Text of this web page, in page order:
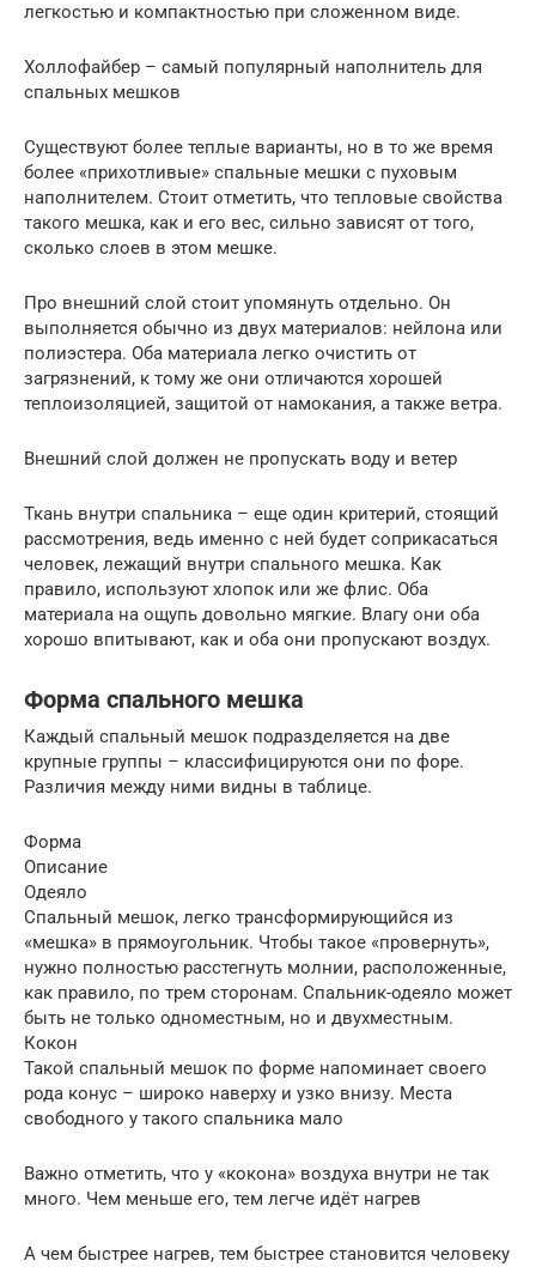
легкостью и компактностью при сложенном виде.
Холлофайбер – самый популярный наполнитель для
спальных мешков
Существуют более теплые варианты, но в то же время
более «прихотливые» спальные мешки с пуховым
наполнителем. Стоит отметить, что тепловые свойства
такого мешка, как и его вес, сильно зависят от того,
сколько слоев в этом мешке.
Про внешний слой стоит упомянуть отдельно. Он
выполняется обычно из двух материалов: нейлона или
полиэстера. Оба материала легко очистить от
загрязнений, к тому же они отличаются хорошей
теплоизоляцией, защитой от намокания, а также ветра.
Внешний слой должен не пропускать воду и ветер
Ткань внутри спальника – еще один критерий, стоящий
рассмотрения, ведь именно с ней будет соприкасаться
человек, лежащий внутри спального мешка. Как
правило, используют хлопок или же флис. Оба
материала на ощупь довольно мягкие. Влагу они оба
хорошо впитывают, как и оба они пропускают воздух.
Форма спального мешка
Каждый спальный мешок подразделяется на две
крупные группы – классифицируются они по форе.
Различия между ними видны в таблице.
Форма
Описание
Одеяло
Спальный мешок, легко трансформирующийся из
«мешка» в прямоугольник. Чтобы такое «провернуть»,
нужно полностью расстегнуть молнии, расположенные,
как правило, по трем сторонам. Спальник-одеяло может
быть не только одноместным, но и двухместным.
Кокон
Такой спальный мешок по форме напоминает своего
рода конус – широко наверху и узко внизу. Места
свободного у такого спальника мало
Важно отметить, что у «кокона» воздуха внутри не так
много. Чем меньше его, тем легче идёт нагрев
А чем быстрее нагрев, тем быстрее становится человеку